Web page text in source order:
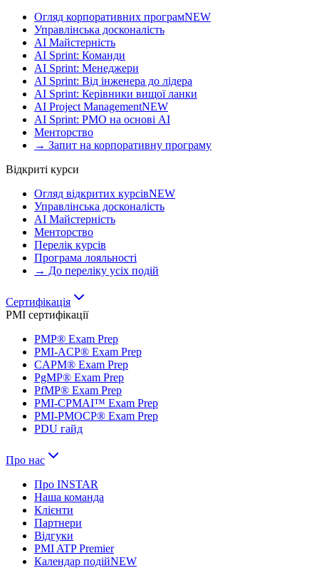
Огляд корпоративних програмNEW
Управлінська досконалість
AI Майстерність
AI Sprint: Команди
AI Sprint: Менеджери
AI Sprint: Від інженера до лідера
AI Sprint: Керівники вищої ланки
AI Project ManagementNEW
AI Sprint: PMO на основі AI
Менторство
→ Запит на корпоративну програму
Відкриті курси
Огляд відкритих курсівNEW
Управлінська досконалість
AI Майстерність
Менторство
Перелік курсів
Програма лояльності
→ До переліку усіх подій
Сертифікація
PMI сертифікації
PMP® Exam Prep
PMI-ACP® Exam Prep
CAPM® Exam Prep
PgMP® Exam Prep
PfMP® Exam Prep
PMI-CPMAI™ Exam Prep
PMI-PMOCP® Exam Prep
PDU гайд
Про нас
Про INSTAR
Наша команда
Клієнти
Партнери
Відгуки
PMI ATP Premier
Календар подійNEW